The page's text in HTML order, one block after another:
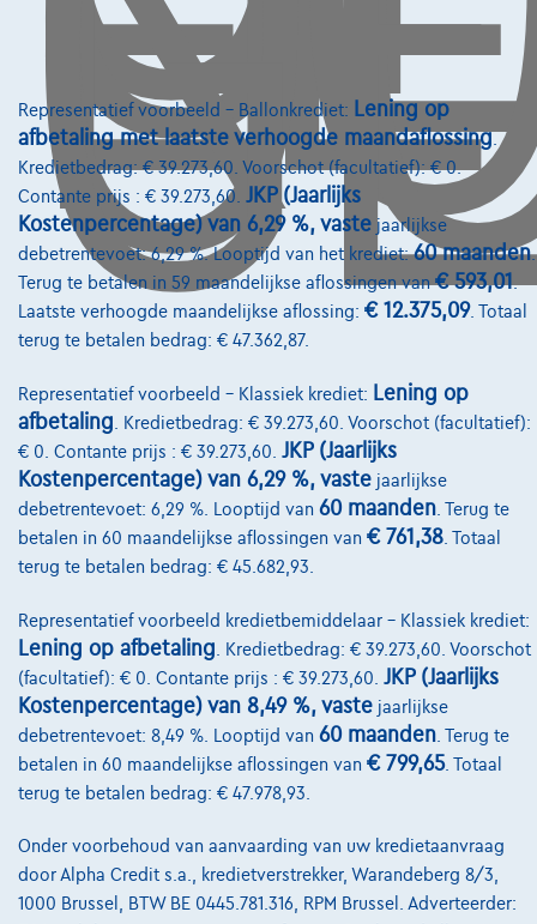
Kia Stonic Stonic 1.0 T Inspire Plus ISG DCT
01/2024
20.151 km Benzine Automaat 74 kW ( 101 PK )
€22.500 1
Ontdek het volledige cijfervoorbeeld
1160 Auderghem, Deman Brussels
Vergelijk
Bekijk wagen
Representatief voorbeeld – Ballonkrediet: Lening op
afbetaling met laatste verhoogde maandaflossing
Kredietbedrag: € 39.273,60. Voorschot (facultatief): € 0.
Contante prijs : € 39.273,60. JKP (Jaarlijks
Kostenpercentage) van 6,29 %, vaste jaarlijkse
debetrentevoet: 6,29 %. Looptijd van het krediet:60 maanden.
Terug te betalen in 59 maandelijkse aflossingen van€ 593,01.
Laatste verhoogde maandelijkse aflossing: € 12.375,09. Totaal
terug te betalen bedrag: € 47.362,87.
Representatief voorbeeld – Klassiek krediet: Lening op
afbetaling . Kredietbedrag: € 39.273,60. Voorschot (facultatief):
€ 0. Contante prijs : € 39.273,60. JKP (Jaarlijks
Kostenpercentage) van 6,29 %, vaste jaarlijkse
debetrentevoet: 6,29 %. Looptijd van 60 maanden . Terug te
betalen in 60 maandelijkse aflossingen van € 761,38 . Totaal
terug te betalen bedrag: € 45.682,93.
Representatief voorbeeld kredietbemiddelaar – Klassiek krediet:
Lening op afbetaling . Kredietbedrag: € 39.273,60. Voorschot
(facultatief): € 0. Contante prijs : € 39.273,60. JKP (Jaarlijks
Kostenpercentage) van 8,49 %, vaste jaarlijkse
debetrentevoet: 8,49 %. Looptijd van 60 maanden . Terug te
betalen in 60 maandelijkse aflossingen van € 799,65. Totaal
terug te betalen bedrag: € 47.978,93.
Onder voorbehoud van aanvaarding van uw kredietaanvraag
door Alpha Credit s.a., kredietverstrekker, Warandeberg 8/3,
1000 Brussel, BTW BE 0445.781.316, RPM Brussel. Adverteerder: